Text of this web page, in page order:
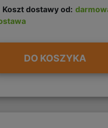
dostawy od:
DO KOSZYKA